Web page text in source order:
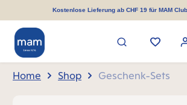
springenKostenlose Lieferung ab CHF 19 für MAM
Home Shop Geschenk-Sets